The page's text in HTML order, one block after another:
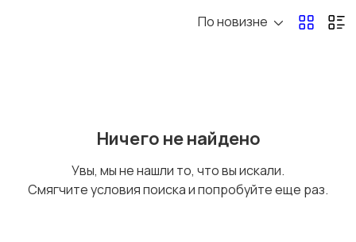
Добыча сырья,
По новизне
Ничего не найдено
Увы, мы не нашли то, что вы искали.
Смягчите условия поиска и попробуйте еще раз.